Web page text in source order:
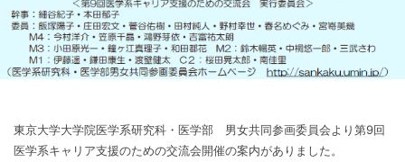
東京大学大学院医学系研究科・医学部 男女共同参画委員会より第9回
医学系キャリア支援のための交流会開催の案内がありました。